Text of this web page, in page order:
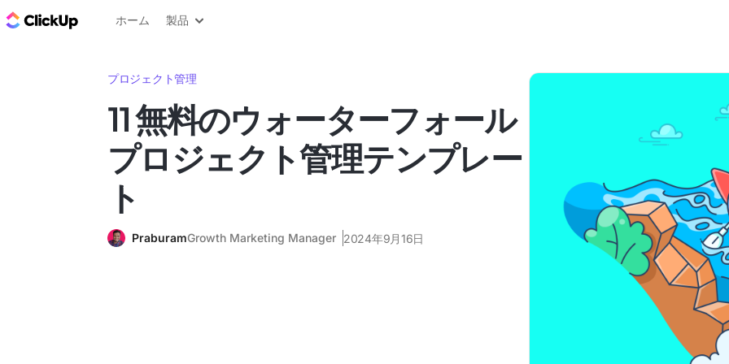
ClickUp ブログ
ホーム 製品
プロジェクト管理
11 無料のウォーターフォール
プロジェクト管理テンプレー
ト
PraburamGrowth Marketing Manager 2024年9月16日